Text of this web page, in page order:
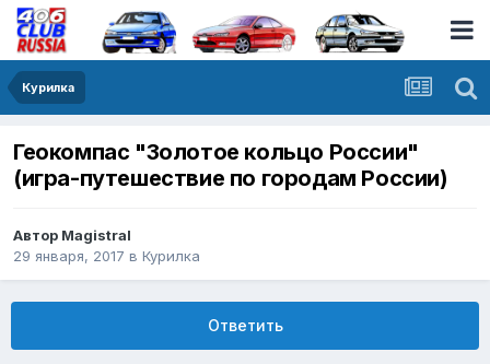
Курилка
Геокомпас "Золотое кольцо России"
(игра-путешествие по городам России)
Автор Magistral
29 января, 2017 в Курилка
Ответить